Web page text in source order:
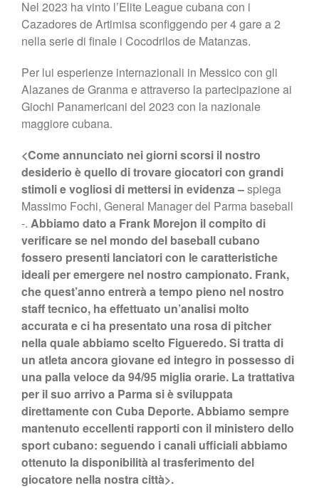
Nel 2023 ha vinto l’Elite League cubana con i
Cazadores de Artimisa sconfiggendo per 4 gare a 2
nella serie di finale i Cocodrilos de Matanzas.
Per lui esperienze internazionali in Messico con gli
Alazanes de Granma e attraverso la partecipazione ai
Giochi Panamericani del 2023 con la nazionale
maggiore cubana.
<Come annunciato nei giorni scorsi il nostro
desiderio è quello di trovare giocatori con grandi
stimoli e vogliosi di mettersi in evidenza –spiega
Massimo Fochi, General Manager del Parma baseball
-. Abbiamo dato a Frank Morejon il compito di
verificare se nel mondo del baseball cubano
fossero presenti lanciatori con le caratteristiche
ideali per emergere nel nostro campionato. Frank,
che quest’anno entrerà a tempo pieno nel nostro
staff tecnico, ha effettuato un’analisi molto
accurata e ci ha presentato una rosa di pitcher
nella quale abbiamo scelto Figueredo. Si tratta di
un atleta ancora giovane ed integro in possesso di
una palla veloce da 94/95 miglia orarie. La trattativa
per il suo arrivo a Parma si è sviluppata
direttamente con Cuba Deporte. Abbiamo sempre
mantenuto eccellenti rapporti con il ministero dello
sport cubano: seguendo i canali ufficiali abbiamo
ottenuto la disponibilità al trasferimento del
giocatore nella nostra città>.